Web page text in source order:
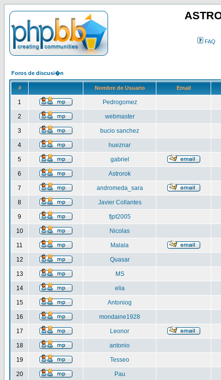
FAQ
Foros de discusi�n
# Nombre de Usuario Email
1 Pedrogomez
2 webmaster
3 bucio sanchez
4 hueznar
5 gabriel
6 Astrorok
7 andromeda_sara
8 Javier Collantes
9 fjpt2005
10 Nicolas
11 Malala
12 Quasar
13 MS
14 elia
15 Antoniog
16 mondaine1928
17 Leonor
18 antonio
19 Tesseo
20 Pau